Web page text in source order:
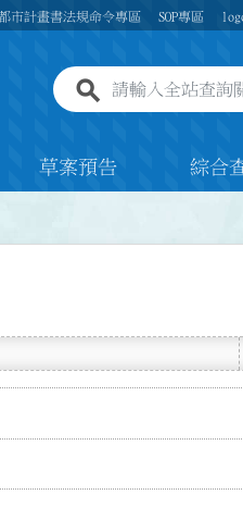
市計畫書法規命令專區 SOP專區
全站查詢關鍵字
草案預告 綜合